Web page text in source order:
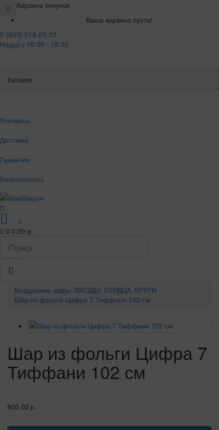
Корзина покупок
Ваша корзина пуста!
8 (903) 018-55-33
Надув с 10.00 - 19.30
Каталог
Контакты
Доставка
Гарантии
Безопасность
0 0.00 р.
Воздушные шары ЗВЕЗДЫ, СЕРДЦА, КРУГИ
Шар из фольги Цифра 7 Тиффани 102 см
Шар из фольги Цифра 7
Тиффани 102 см
800.00 р.